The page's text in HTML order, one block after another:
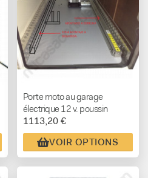
Porte moto au garage
électrique 12 v. poussin
1113,20 €
VOIR OPTIONS